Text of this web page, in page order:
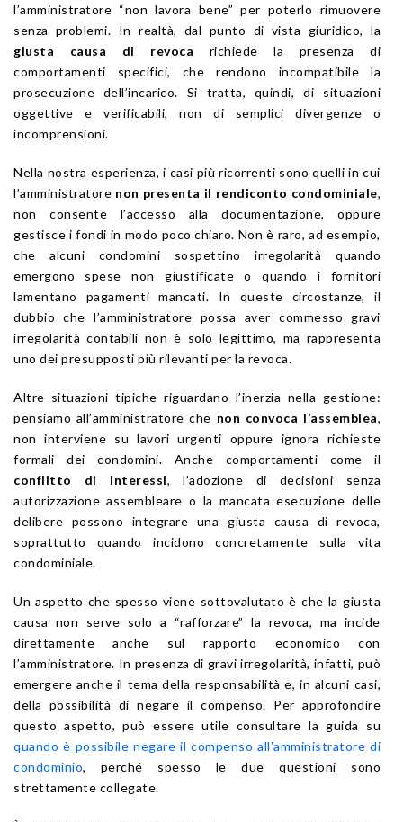
l’amministratore “non lavora bene” per poterlo rimuovere
senza problemi. In realtà, dal punto di vista giuridico, la
giusta causa di revoca richiede la presenza di
comportamenti specifici, che rendono incompatibile la
prosecuzione dell’incarico. Si tratta, quindi, di situazioni
oggettive e verificabili, non di semplici divergenze o
incomprensioni.
Nella nostra esperienza, i casi più ricorrenti sono quelli in cui
l’amministratore non presenta il rendiconto condominiale,
non consente l’accesso alla documentazione, oppure
gestisce i fondi in modo poco chiaro. Non è raro, ad esempio,
che alcuni condomini sospettino irregolarità quando
emergono spese non giustificate o quando i fornitori
lamentano pagamenti mancati. In queste circostanze, il
dubbio che l’amministratore possa aver commesso gravi
irregolarità contabili non è solo legittimo, ma rappresenta
uno dei presupposti più rilevanti per la revoca.
Altre situazioni tipiche riguardano l’inerzia nella gestione:
pensiamo all’amministratore che non convoca l’assemblea,
non interviene su lavori urgenti oppure ignora richieste
formali dei condomini. Anche comportamenti come il
conflitto di interessi, l’adozione di decisioni senza
autorizzazione assembleare o la mancata esecuzione delle
delibere possono integrare una giusta causa di revoca,
soprattutto quando incidono concretamente sulla vita
condominiale.
Un aspetto che spesso viene sottovalutato è che la giusta
causa non serve solo a “rafforzare” la revoca, ma incide
direttamente anche sul rapporto economico con
l’amministratore. In presenza di gravi irregolarità, infatti, può
emergere anche il tema della responsabilità e, in alcuni casi,
della possibilità di negare il compenso. Per approfondire
questo aspetto, può essere utile consultare la guida su
quando è possibile negare il compenso all’amministratore di
condominio, perché spesso le due questioni sono
strettamente collegate.